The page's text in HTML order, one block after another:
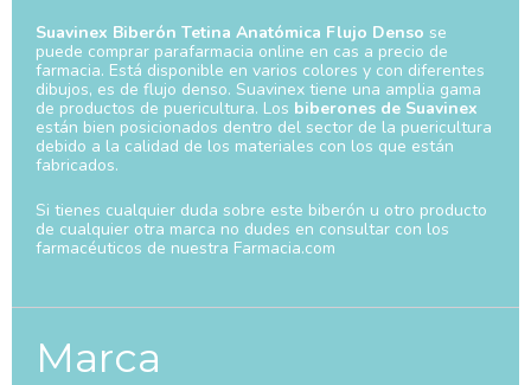
Suavinex Biberón Tetina Anatómica Flujo Denso se
puede comprar parafarmacia online en cas a precio de
farmacia. Está disponible en varios colores y con diferentes
dibujos, es de flujo denso. Suavinex tiene una amplia gama
de productos de puericultura. Los biberones de Suavinex
están bien posicionados dentro del sector de la puericultura
debido a la calidad de los materiales con los que están
fabricados.
Si tienes cualquier duda sobre este biberón u otro producto
de cualquier otra marca no dudes en consultar con los
farmacéuticos de nuestra Farmacia.com
Marca